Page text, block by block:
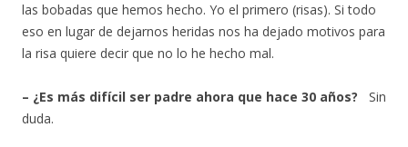
las bobadas que hemos hecho. Yo el primero (risas). Si todo
eso en lugar de dejarnos heridas nos ha dejado motivos para
la risa quiere decir que no lo he hecho mal.
– ¿Es más difícil ser padre ahora que hace 30 años? Sin
duda.